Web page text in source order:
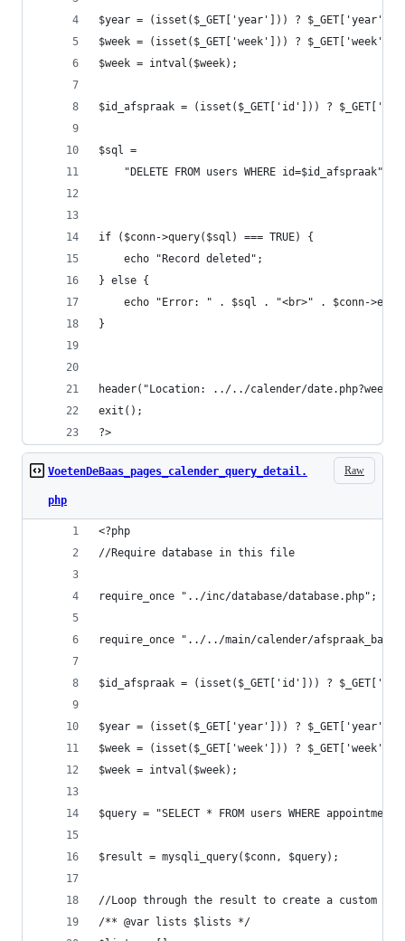
$year = (isset($_GET['year'])) ? $_GET['year']
$week = (isset($_GET['week'])) ? $_GET['week']
$week = intval($week);
$id_afspraak = (isset($_GET['id'])) ?
$sql =
    "DELETE FROM users WHERE id=$id_afspraak";
if ($conn->query($sql) === TRUE) {
    echo "Record deleted";
} else {
echo "Error: " . $sql . "<br>" . $conn-
}
header("Location: ../../calender/
exit();
?>
Raw
VoetenDeBaas_pages_calender_query_detail.
php
<?php
//Require database in this file
require_once "../inc/database/database.php";
require_once "../../main/calender/
$id_afspraak = (isset($_GET['id'])) ?
$year = (isset($_GET['year'])) ? $_GET['year']
$week = (isset($_GET['week'])) ? $_GET['week']
$week = intval($week);
$query = "SELECT * FROM users WHERE
$result = mysqli_query($conn, $query);
//Loop through the result to create a custom
/** @var lists $lists */